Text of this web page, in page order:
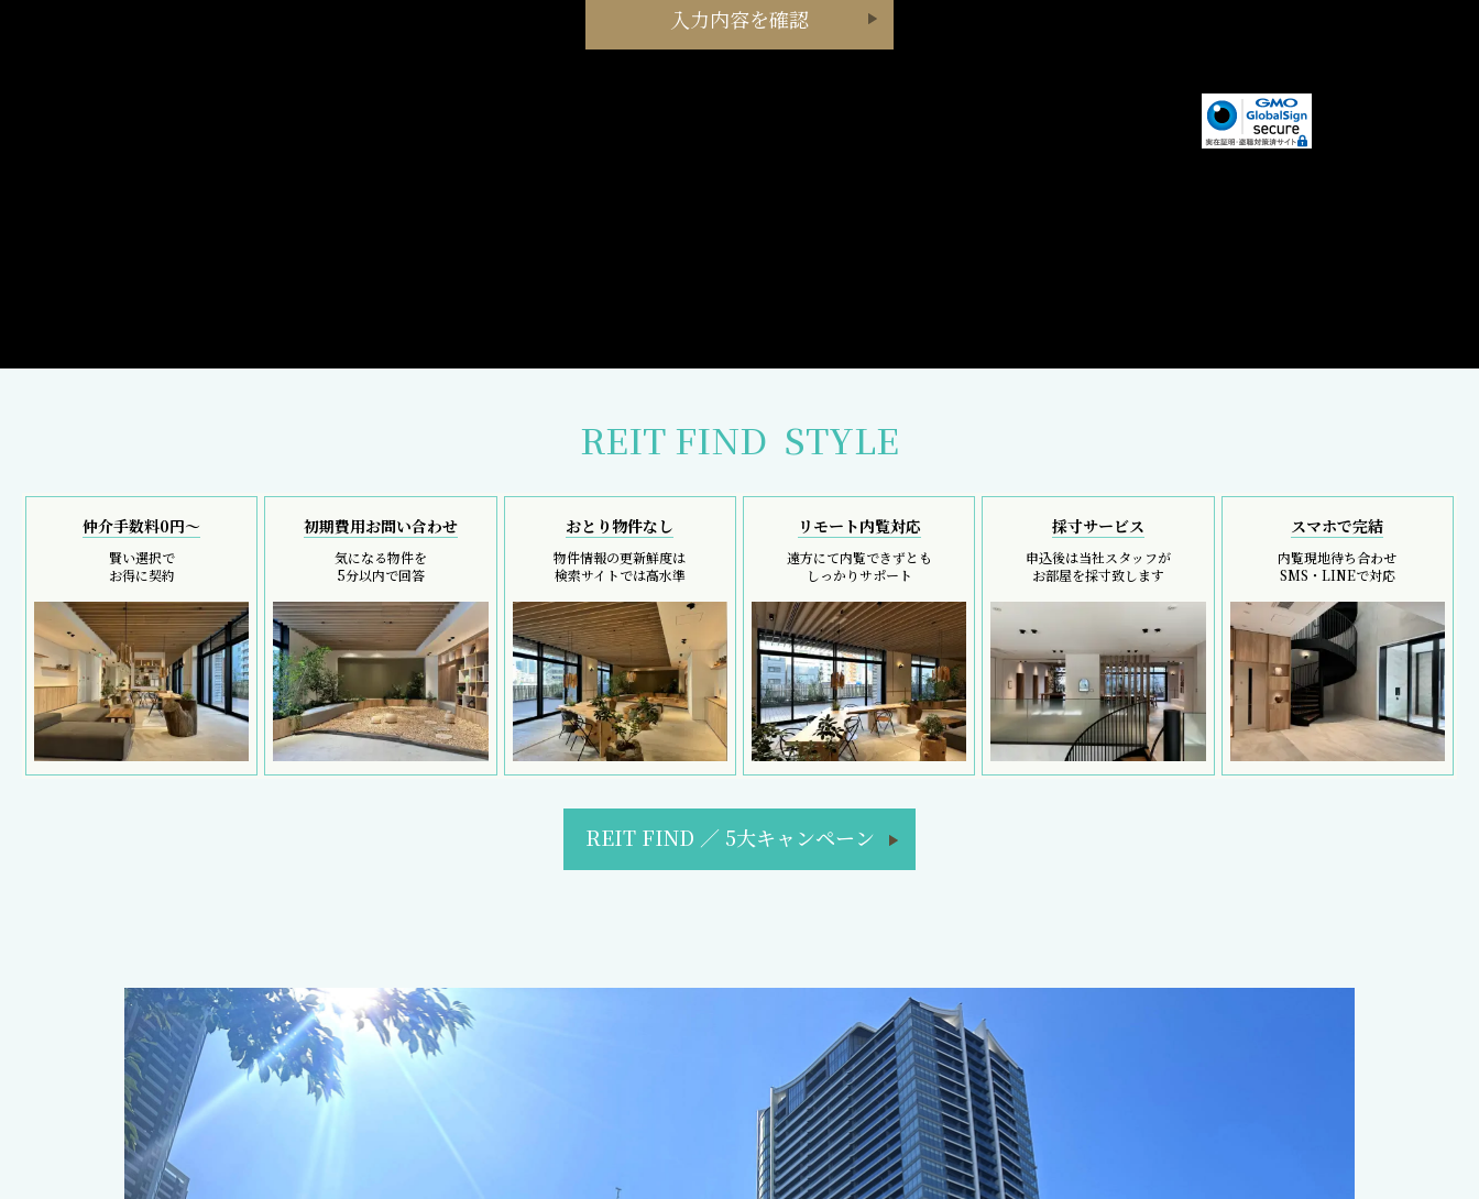
REIT FIND STYLE
仲介手数料0円～
賢い選択で
お得に契約
初期費用お問い合わせ
気になる物件を
5分以内で回答
おとり物件なし
物件情報の更新鮮度は
検索サイトでは高水準
リモート内覧対応
遠方にて内覧できずとも
しっかりサポート
採寸サービス
申込後は当社スタッフが
お部屋を採寸致します
スマホで完結
内覧現地待ち合わせ
SMS・LINEで対応
REIT FIND ／ 5大キャンペーン